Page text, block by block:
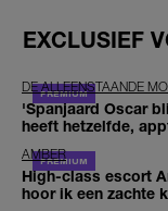
EXCLUSIEF
DE ALLEENSTAANDE
'Spanjaard Oscar
heeft hetzelfde,
AMBER
High-class escort
hoor ik een zachte